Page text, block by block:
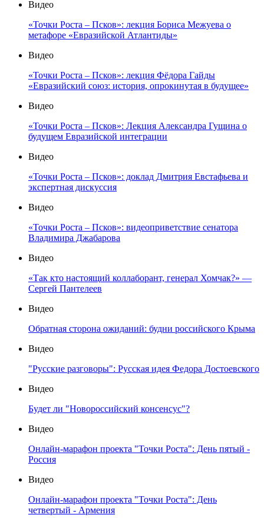
Видео
«Точки Роста – Псков»: лекция Бориса Межуева о
метафоре «Евразийской Атлантиды»
Видео
«Точки Роста – Псков»: лекция Фёдора Гайды
«Евразийский союз: история, опрокинутая в будущее»
Видео
«Точки Роста – Псков»: Лекция Александра Гущина о
будущем Евразийской интеграции
Видео
«Точки Роста – Псков»: доклад Дмитрия Евстафьева и
экспертная дискуссия
Видео
«Точки Роста – Псков»: видеоприветствие сенатора
Владимира Джабарова
Видео
«Так кто настоящий коллаборант, генерал Хомчак?» —
Сергей Пантелеев
Видео
Обратная сторона ожиданий: будни российского Крыма
Видео
"Русские разговоры": Русская идея Федора Достоевского
Видео
Будет ли "Новороссийский консенсус"?
Видео
Онлайн-марафон проекта "Точки Роста": День пятый -
Россия
Видео
Онлайн-марафон проекта "Точки Роста": День
четвертый - Армения